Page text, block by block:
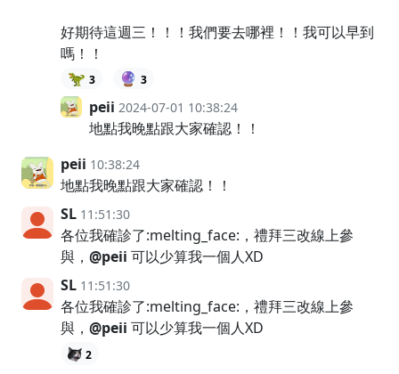
好期待這週三！！！我們要去哪裡！！我可以早到
嗎！！
🦖 3 🔮 3
peii 2024-07-01 10:38:24
地點我晚點跟大家確認！！
peii 10:38:24
地點我晚點跟大家確認！！
SL 11:51:30
各位我確診了:melting_face:，禮拜三改線上參
與， @peii 可以少算我一個人XD
SL 11:51:30
各位我確診了:melting_face:，禮拜三改線上參
與， @peii 可以少算我一個人XD
2